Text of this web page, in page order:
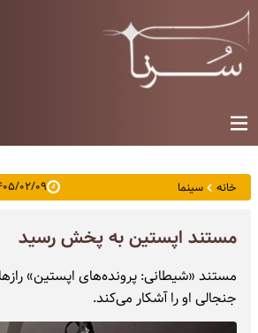
خانه سینما ۱۴۰۵/۰۲/۰۹
مستند اپستین‌ به پخش رسید
مستند «شیطانی: پرونده‌های اپستین» رازها
جنجالی او را آشکار می‌کند.